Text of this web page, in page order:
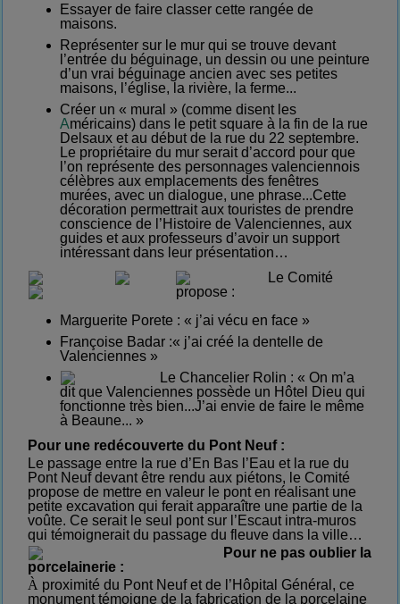
Essayer de faire classer cette rangée de
maisons.
Représenter sur le mur qui se trouve devant
l’entrée du béguinage, un dessin ou une peinture
d’unvrai béguinage ancien avec ses petites
maisons, l’église, la rivière, la ferme...
Créer un « mural » (comme disent les
Américains) dans le petit square à la fin de la rue
Delsaux et au début de la rue du 22 septembre.
Le propriétaire du murseraitd’accord pour que
l’on représente des personnages valenciennois
célèbres aux emplacements des fenêtres
murées, avec un dialogue, une phrase...Cette
décoration permettrait aux touristes de prendre
conscience de l’Histoire de Valenciennes, aux
guides et aux professeurs d’avoir un support
intéressant dans leur présentation…
Le Comité
propose :
Marguerite Porete : « j’ai vécu en face »
Françoise Badar :« j’ai créé la dentelle de
Valenciennes »
Le Chancelier Rolin : « On m’a
dit que Valenciennes possède un Hôtel Dieu qui
fonctionne très bien...J’ai envie de faire le même
à Beaune... »
Pour une redécouverte du Pont Neuf :
Le passage entre la rue d’En Bas l’Eau et la rue du
Pont Neuf devant être rendu aux piétons, le Comité
propose de mettre en valeur le pont en réalisant une
petite excavation qui ferait apparaître une partie de la
voûte. Ce serait le seul pont sur l’Escaut intra-muros
qui témoignerait du passage du fleuve dans la ville…
Pour ne pas oublier la
porcelainerie :
À proximitédu Pont Neuf et de l’Hôpital Général, ce
monument témoigne de la fabrication de la porcelaine